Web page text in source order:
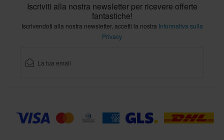
Iscriviti alla nostra newsletter per ricevere offerte
fantastiche!
Iscrivendoti alla nostra newsletter, accetti la nostra Informativa sulla
Privacy